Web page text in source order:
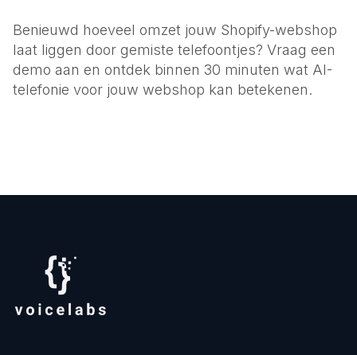
Benieuwd hoeveel omzet jouw Shopify-webshop
laat liggen door gemiste telefoontjes? Vraag een
demo aan en ontdek binnen 30 minuten wat AI-
telefonie voor jouw webshop kan betekenen.